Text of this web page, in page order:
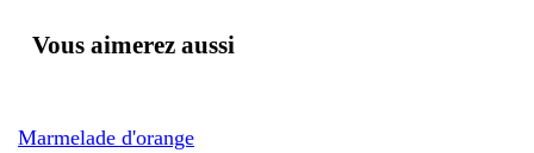
Vous aimerez aussi
Marmelade d'orange